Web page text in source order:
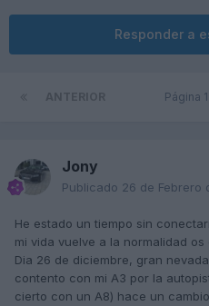
Responder a
Página
Jony
Publicado 26 de Febrero
He estado un tiempo sin
mi vida vuelve a la normalidad os
Dia 26 de diciembre, gran
contento con mi A3 por la
cierto con un A8) hace un